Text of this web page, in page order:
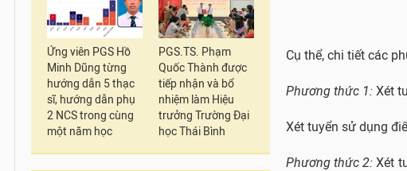
Ứng viên PGS Hồ
Minh Dũng từng
hướng dẫn 5 thạc
sĩ, hướng dẫn phụ
2 NCS trong cùng
một năm học
PGS.TS. Phạm
Quốc Thành được
tiếp nhận và bổ
nhiệm làm Hiệu
trưởng Trường Đại
học Thái Bình
Cụ thể, chi tiết các
Phương thức 1: Xét
Xét tuyển sử dụng
Phương thức 2: Xét